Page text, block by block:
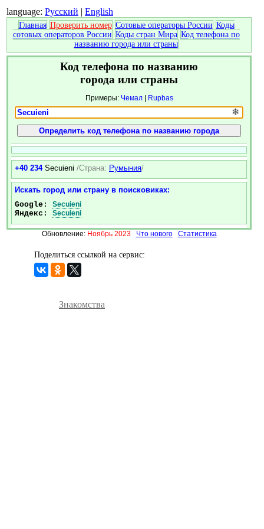
language: Русский | English
Главная Проверить номер Сотовые операторы России Коды
сотовых операторов России Коды стран Мира Код телефона по
названию города или страны
Код телефона по названию
города или страны
Примеры: Чемал| Rupbas
❄
+40 234 Secuieni /Страна: Румыния/
Искать город или страну в поисковиках:
Google: Secuieni
Яндекс: Secuieni
Обновление: Ноябрь 2023 Что нового Статистика
Поделиться ссылкой на сервис:
Знакомства